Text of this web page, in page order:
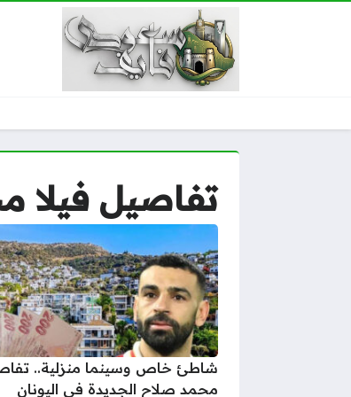
تفاصيل فيلا
شاطئ خاص وسينما منزلية..
محمد صلاح الجديدة في اليونان